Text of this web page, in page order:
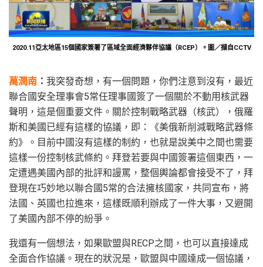
2020.11亞太地區15個國家簽署了區域全面經濟夥伴協議（RCEP）。圖／擷自CCTV
萬潤南 ： 我突發奇想，有一個問題，你們注意到沒有，最近
聯合國安全理事會5常任理事國簽了一個關於不動用核武器
聲明，這是個重要文件。關於控制戰略武器（核武），俄羅
斯和美國已經有這樣的協議，即：《美俄新削減戰略武器條
約》。目前中國沒有這樣的制約，也就是說美中之間也需要
這樣一份控制核武條約。拜登若要與中國簽署這個東西，一
定遭遇美國內部的批評和謾罵，整個輿論都會接受不了，拜
登現在巧妙地以聯合國5常的合法擁核國家，共同宣布，將
法國、英國也拉進來，這樣既順利辦成了一件大事，又避開
了美國內部不停的紛爭。
我還有一個想法，如果歐盟與RECP之間，也可以直接達成
全面合作協議。現在的狀況是，歐盟與中國達成一個協議，